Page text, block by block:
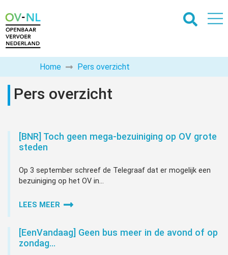
Home Pers overzicht
Pers overzicht
[BNR] Toch geen mega-bezuiniging op OV grote
steden
Op 3 september schreef de Telegraaf dat er mogelijk een
bezuiniging op het OV in...
LEES MEER
[EenVandaag] Geen bus meer in de avond of op
zondag…